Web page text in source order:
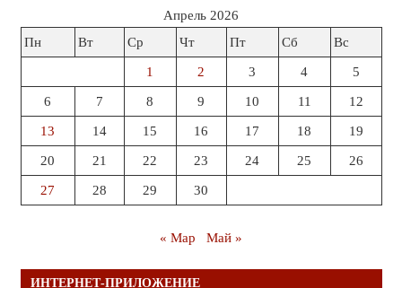
Апрель 2026
Пн
Вт Ср Чт Пт Сб Вс
1 2 3 4 5
6 7 8 9 10 11 12
13 14 15 16 17 18 19
20 21 22 23 24 25 26
27 28 29 30
« Мар Май »
ИНТЕРНЕТ-ПРИЛОЖЕНИЕ